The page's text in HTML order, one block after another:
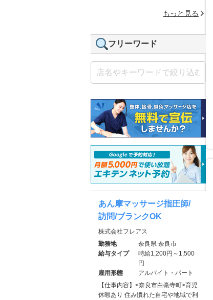
もっと見る
フリーワード
あん摩マッサージ指圧師/
訪問/ブランクOK
株式会社フレアス
勤務地
奈良県 奈良市
給与タイプ
時給1,200円～1,500
円
雇用形態
アルバイト・パート
【仕事内容】<奈良市白毫寺町>育児
休暇あり 住み慣れた自宅や地域で利